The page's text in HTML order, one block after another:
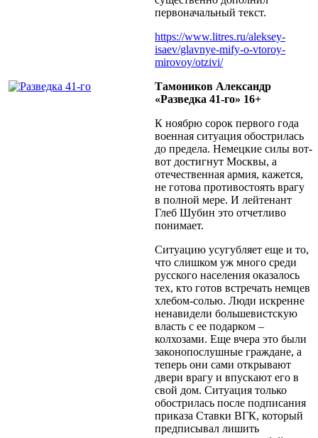
первоначальный текст.
https://www.litres.ru/aleksey-
isaev/glavnye-mify-o-vtoroy-
mirovoy/otzivi/
Тамоников Александр
«Разведка 41-го» 16+
К ноябрю сорок первого года
военная ситуация обострилась
до предела. Немецкие силы вот-
вот достигнут Москвы, а
отечественная армия, кажется,
не готова противостоять врагу
в полной мере. И лейтенант
Глеб Шубин это отчетливо
понимает.
Ситуацию усугубляет еще и то,
что слишком уж много среди
русского населения оказалось
тех, кто готов встречать немцев
хлебом-солью. Люди искренне
ненавидели большевистскую
власть с ее подарком –
колхозами. Еще вчера это были
законопослушные граждане, а
теперь они сами открывают
двери врагу и впускают его в
свой дом. Ситуация только
обострилась после подписания
приказа Ставки ВГК, который
предписывал лишить